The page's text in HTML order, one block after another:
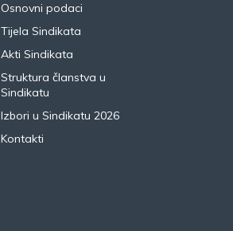
Osnovni podaci
Tijela Sindikata
Akti Sindikata
Struktura članstva u
Sindikatu
Izbori u Sindikatu 2026
Kontakti